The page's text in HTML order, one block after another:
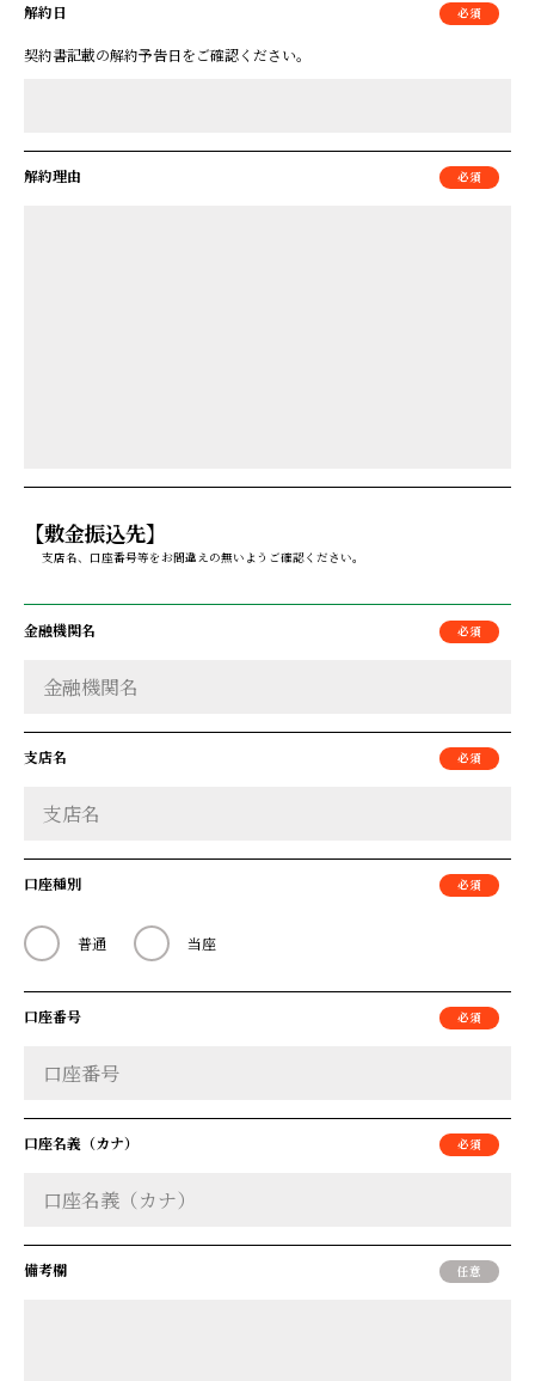
解約日
契約書記載の解約予告日をご確認ください。
解約理由
【敷金振込先】
支店名、口座番号等をお間違えの無いようご確認ください。
金融機関名
支店名
口座種別
普通 当座
口座番号
口座名義（カナ）
備考欄